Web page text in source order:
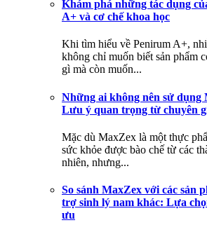
Khám phá những tác dụng
A+ và cơ chế khoa học
Khi tìm hiểu về Penirum A+,
không chỉ muốn biết sản phẩm
gì mà còn muốn...
Những ai không nên sử dụng
Lưu ý quan trọng từ chuyên
Mặc dù MaxZex là một thực
sức khỏe được bào chế từ các
nhiên, nhưng...
So sánh MaxZex với các sản
trợ sinh lý nam khác: Lựa
ưu